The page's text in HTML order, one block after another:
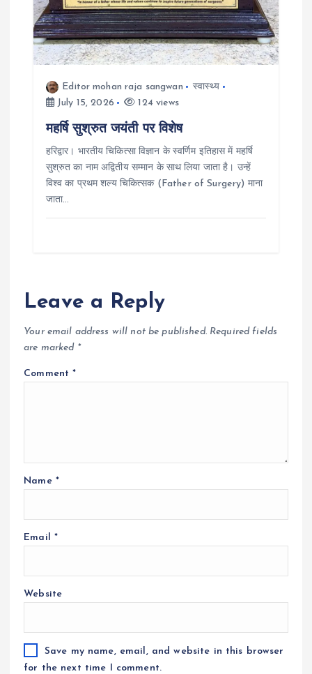
Editor mohan raja sangwan
स्वास्थ्य
July 15, 2026
124 views
महर्षि सुश्रुत जयंती पर विशेष
हरिद्वार। भारतीय चिकित्सा विज्ञान के स्वर्णिम इतिहास में महर्षि
सुश्रुत का नाम अद्वितीय सम्मान के साथ लिया जाता है। उन्हें
विश्व का प्रथम शल्य चिकित्सक (Father of Surgery) माना
जाता…
Leave a Reply
Your email address will not be published. Required fields
are marked *
Comment*
Name *
Email *
Website
Save my name, email, and website in this browser
for the next time I comment.